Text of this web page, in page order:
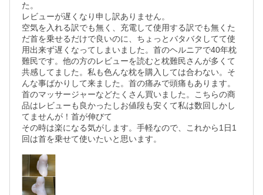
た。
レビューが遅くなり申し訳ありません。
空気を入れる訳でも無く、充電して使用する訳でも無くた
だ首を乗せるだけで良いのに、ちょっとバタバタしてて使
用出来ず遅くなってしまいました。首のヘルニアで40年枕
難民です。他の方のレビューを読むと枕難民さんが多くて
共感してました。私も色んな枕を購入しては合わない。そ
んな事ばかりして来ました。首の痛みで頭痛もあります。
首のマッサージャーなどたくさん買いました。こちらの商
品はレビューも良かったしお値段も安くて私は数回しかし
てませんが！首が伸びて
その時は楽になる気がします。手軽なので、これから1日1